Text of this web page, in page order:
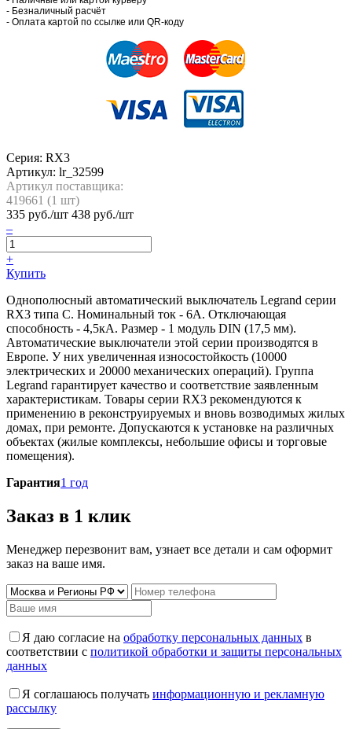
- Безналичный расчёт
- Оплата картой по ссылке или QR-коду
Серия: RX3
Артикул: lr_32599
Артикул поставщика:
419661 (1 шт)
335 руб./шт 438 руб./шт
–
+
Купить
Однополюсный автоматический выключатель Legrand серии
RX3 типа C. Номинальный ток - 6А. Отключающая
способность - 4,5кА. Размер - 1 модуль DIN (17,5 мм).
Автоматические выключатели этой серии производятся в
Европе. У них увеличенная износостойкость (10000
электрических и 20000 механических операций). Группа
Legrand гарантирует качество и соответствие заявленным
характеристикам. Товары серии RX3 рекомендуются к
применению в реконструируемых и вновь возводимых жилых
домах, при ремонте. Допускаются к установке на различных
объектах (жилые комплексы, небольшие офисы и торговые
помещения).
Гарантия1 год
Заказ в 1 клик
Менеджер перезвонит вам, узнает все детали и сам оформит
заказ на ваше имя.
Я даю согласие на обработку персональных данных в
соответствии с политикой обработки и защиты персональных
данных
Я соглашаюсь получать информационную и рекламную
рассылку